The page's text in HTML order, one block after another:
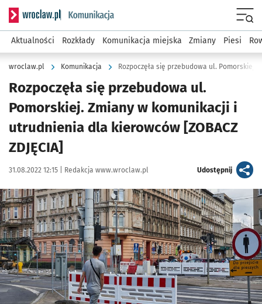
Serwis informacyjny wroclaw.pl podserwis: Komunikacja
Aktualności Rozkłady Komunikacja miejska Zmiany Piesi
wroclaw.pl Komunikacja
Rozpoczęła się przebudowa ul.
Pomorskiej. Zmiany w komunikacji i
utrudnienia dla kierowców [ZOBACZ
ZDJĘCIA]
Data publikacji:
31.08.2022 12:15 | Autor:
Redakcja www.wroclaw.pl Udostępnijartykuł
Kliknij, aby zobaczyć galerię